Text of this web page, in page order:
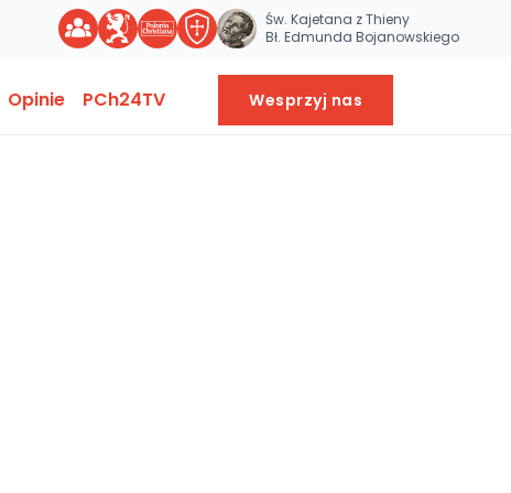
Św. Kajetana z Thieny
Bł. Edmunda Bojanowskiego
Opinie PCh24TV Wesprzyj nas